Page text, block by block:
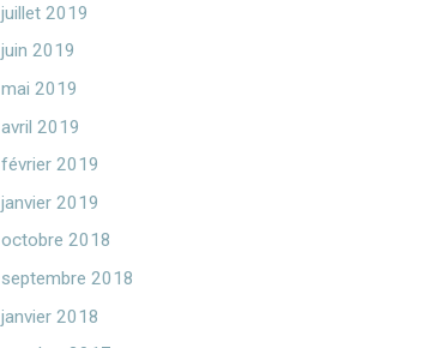
juillet 2019
juin 2019
mai 2019
avril 2019
février 2019
janvier 2019
octobre 2018
septembre 2018
janvier 2018